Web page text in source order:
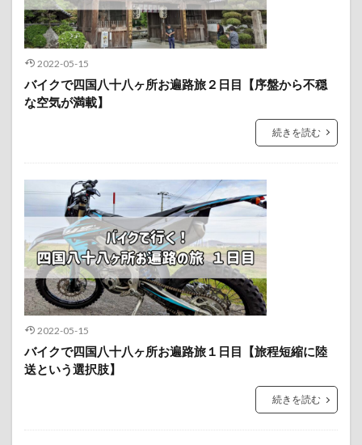
2022-05-15
バイクで四国八十八ヶ所お遍路旅２日目【序盤から不穏
な空気が満載】
続きを読む
2022-05-15
バイクで四国八十八ヶ所お遍路旅１日目【旅程短縮に陸
送という選択肢】
続きを読む